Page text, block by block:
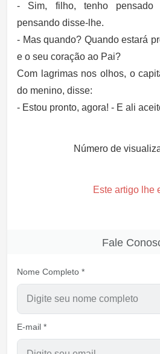
- Sim, filho, tenho pensado
pensando disse-lhe.
- Mas quando? Quando estará
e o seu coração ao Pai?
Com lagrimas nos olhos, o
do menino, disse:
- Estou pronto, agora! - E ali
Número de
Este artigo lhe
Fale
Nome Completo *
E-mail *